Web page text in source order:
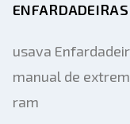
usava
manual de
ram